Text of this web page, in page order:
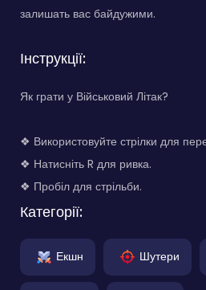
залишать вас байдужими.
Інструкції:
Як грати у Військовий Літак?
❖ Використовуйте стрілки для
❖ Натисніть R для ривка.
❖ Пробіл для стрільби.
Категорії:
Екшн Шутери